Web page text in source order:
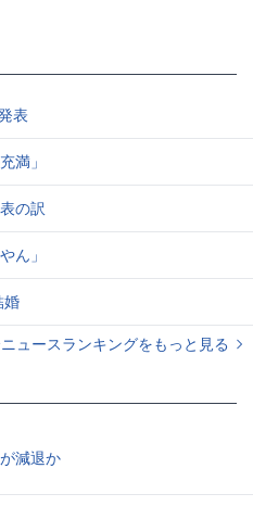
表
満」
の訳
ん」
婚
ュースランキングをもっと見る
減退か